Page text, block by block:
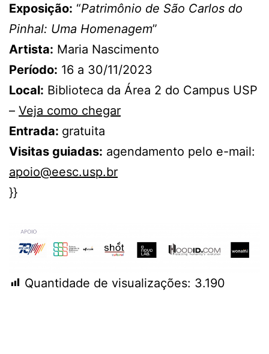
Exposição: “Patrimônio de São Carlos do
Pinhal: Uma Homenagem”
Artista: Maria Nascimento
Período: 16 a 30/11/2023
Local: Biblioteca da Área 2 do Campus USP
– Veja como chegar
Entrada: gratuita
Visitas guiadas: agendamento pelo e-mail:
apoio@eesc.usp.br
}}
Quantidade de visualizações: 3.190